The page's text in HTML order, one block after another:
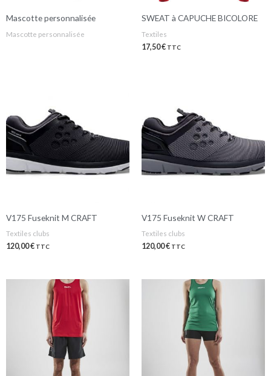
Mascotte personnalisée
Mascotte personnalisée
SWEAT à CAPUCHE BICOLORE
Textiles
17,50€ TTC
V175 Fuseknit M CRAFT
Textiles clubs
120,00€ TTC
V175 Fuseknit W CRAFT
Textiles clubs
120,00€ TTC